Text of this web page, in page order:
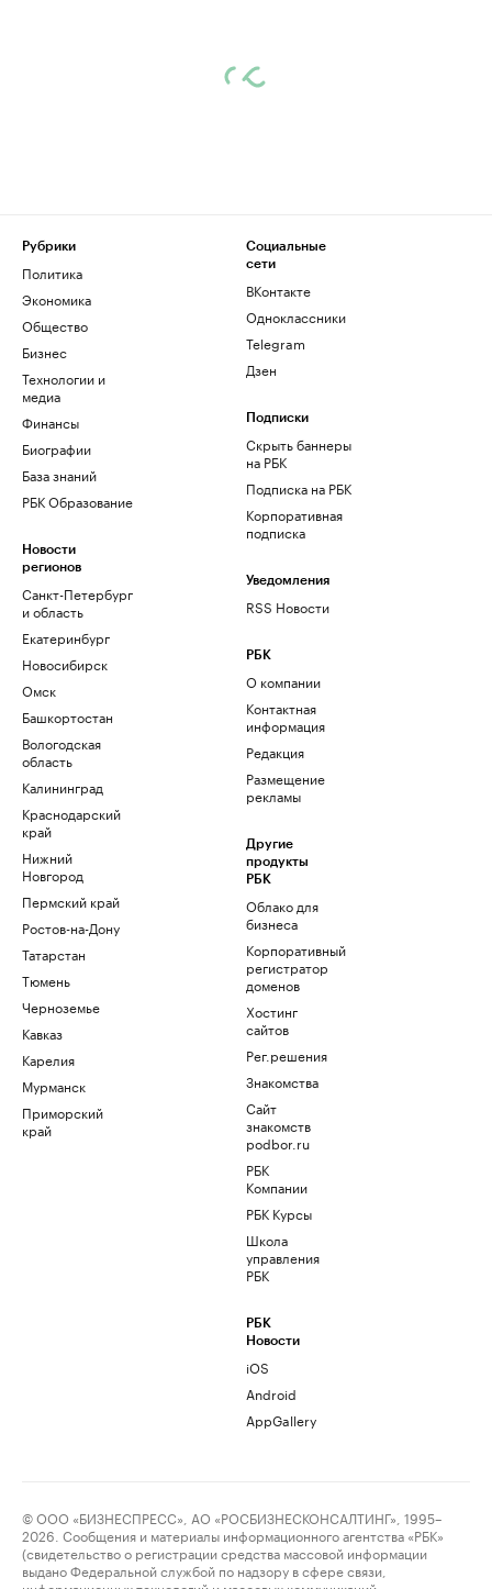
Рубрики
Политика
Экономика
Общество
Бизнес
Технологии и
медиа
Финансы
Биографии
База знаний
РБК Образование
Новости
регионов
Санкт-Петербург
и область
Екатеринбург
Новосибирск
Омск
Башкортостан
Вологодская
область
Калининград
Краснодарский
край
Нижний
Новгород
Пермский край
Ростов-на-Дону
Татарстан
Тюмень
Черноземье
Кавказ
Карелия
Мурманск
Приморский
край
Социальные
сети
ВКонтакте
Одноклассники
Telegram
Дзен
Подписки
Скрыть баннеры
на РБК
Подписка на РБК
Корпоративная
подписка
Уведомления
RSS Новости
РБК
О компании
Контактная
информация
Редакция
Размещение
рекламы
Другие
продукты
РБК
Облако для
бизнеса
Корпоративный
регистратор
доменов
Хостинг
сайтов
Рег.решения
Знакомства
Сайт
знакомств
podbor.ru
РБК
Компании
РБК Курсы
Школа
управления
РБК
РБК
Новости
iOS
Android
AppGallery
© ООО «БИЗНЕСПРЕСС», АО «РОСБИЗНЕСКОНСАЛТИНГ», 1995–
2026. Сообщения и материалы информационного агентства «РБК»
(свидетельство о регистрации средства массовой информации
выдано Федеральной службой по надзору в сфере связи,